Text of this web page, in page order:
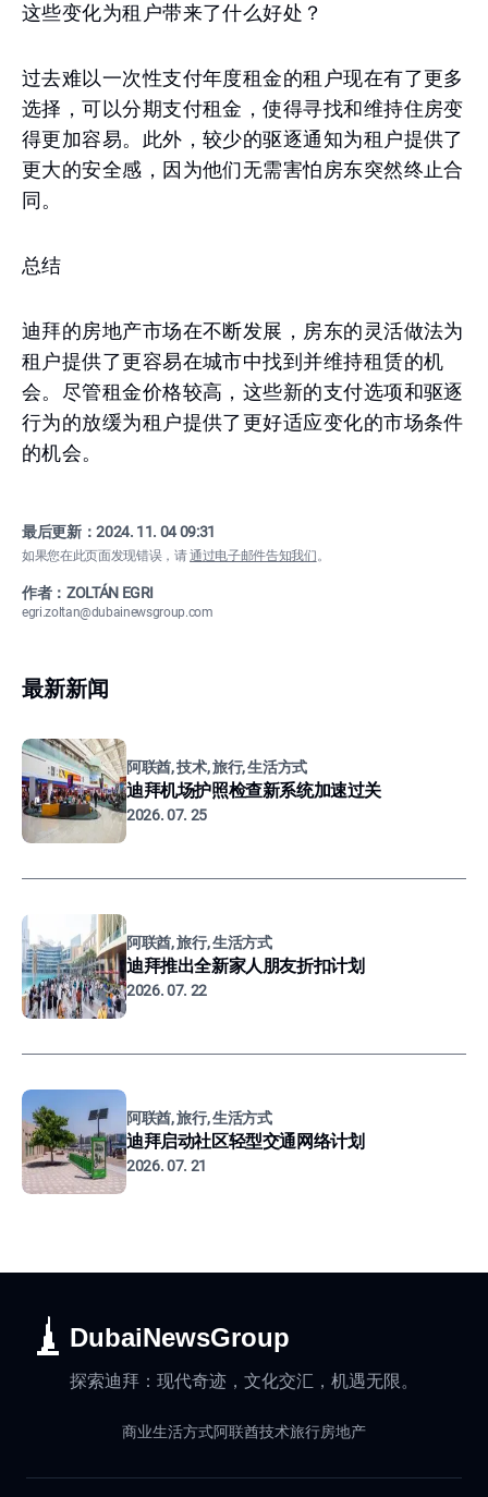
这些变化为租户带来了什么好处？
过去难以一次性支付年度租金的租户现在有了更多
选择，可以分期支付租金，使得寻找和维持住房变
得更加容易。此外，较少的驱逐通知为租户提供了
更大的安全感，因为他们无需害怕房东突然终止合
同。
总结
迪拜的房地产市场在不断发展，房东的灵活做法为
租户提供了更容易在城市中找到并维持租赁的机
会。尽管租金价格较高，这些新的支付选项和驱逐
行为的放缓为租户提供了更好适应变化的市场条件
的机会。
最后更新：2024. 11. 04 09:31
如果您在此页面发现错误，请通过电子邮件告知我们。
作者：ZOLTÁN EGRI
egri.zoltan@dubainewsgroup.com
最新新闻
阿联酋, 技术, 旅行, 生活方式
迪拜机场护照检查新系统加速过关
2026. 07. 25
阿联酋, 旅行, 生活方式
迪拜推出全新家人朋友折扣计划
2026. 07. 22
阿联酋, 旅行, 生活方式
迪拜启动社区轻型交通网络计划
2026. 07. 21
DubaiNewsGroup
探索迪拜：现代奇迹，文化交汇，机遇无限。
商业生活方式阿联酋技术旅行房地产